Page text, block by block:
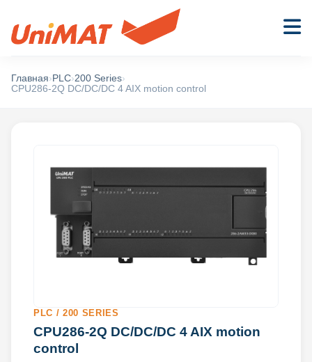
Главная› PLC›200 Series›
CPU286-2Q DC/DC/DC 4 AIX motion control
PLC / 200 SERIES
CPU286-2Q DC/DC/DC 4 AIX motion
control